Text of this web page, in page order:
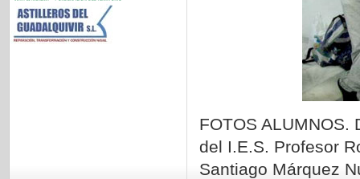
FOTOS
del I.E.S. Profesor
Santiago Márquez